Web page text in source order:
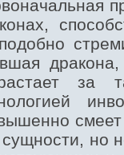
за
сущности, но